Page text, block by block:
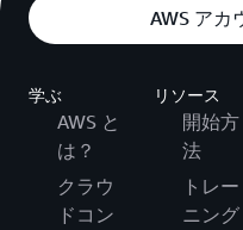
AWS アカ
学ぶ
AWS と
は？
クラウ
ドコン
リソース
開始方
法
トレー
ニング